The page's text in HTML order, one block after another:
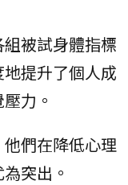
被試身體指標
提升了個人成
力。
們在降低心理
突出。